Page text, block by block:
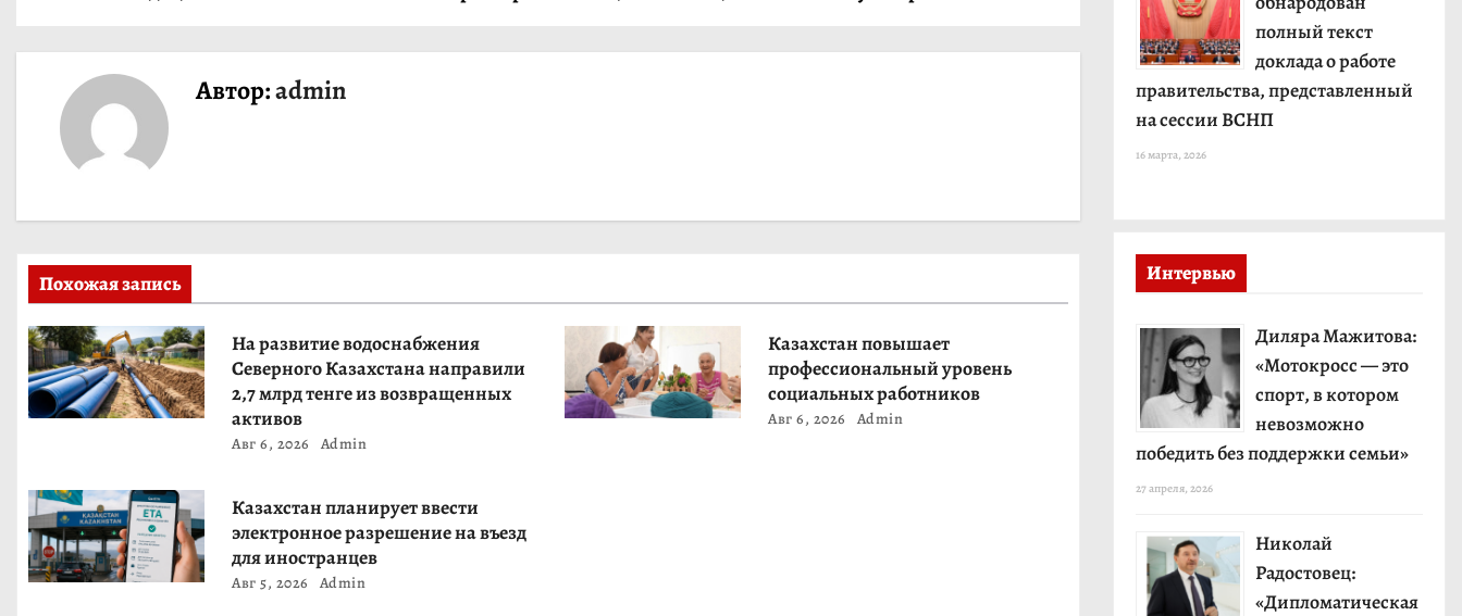
в
ц
и
я
п
о
а
п
Автор:admin
Похожая запись
На развитие водоснабжения
Северного Казахстана направили
2,7 млрд тенге из возвращенных
активов
Авг 6, 2026 Admin
Казахстан повышает
профессиональный уровень
социальных работников
Авг 6, 2026 Admin
Казахстан планирует ввести
электронное разрешение на въезд
для иностранцев
Авг 5, 2026 Admin
полный текст
доклада о работе
правительства, представленный
на сессии ВСНП
16 марта, 2026
Интервью
Диляра Мажитова:
«Мотокросс — это
спорт, в котором
невозможно
победить без поддержки семьи»
27 апреля, 2026
Николай
Радостовец:
«Дипломатическая